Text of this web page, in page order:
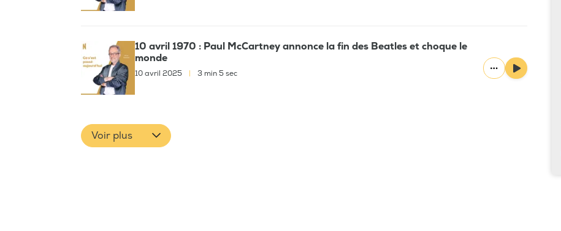
10 avril 1970 : Paul McCartney annonce la fin des Beatles et choque le
monde
10 avril 2025 3 min 5 sec
Voir plus